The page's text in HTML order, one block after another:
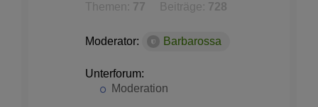
Themen: 77 Beiträge: 728
Moderator: Barbarossa
Unterforum:
Moderation